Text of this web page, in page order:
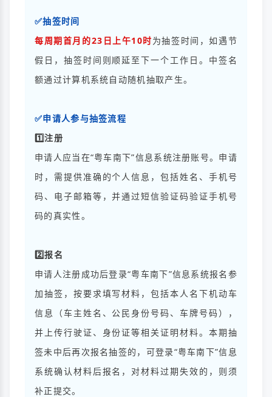
✅抽签时间
每周期首月的23日上午10时为抽签时间，如遇节
假日，抽签时间则顺延至下一个工作日。中签名
额通过计算机系统自动随机抽取产生。
✅申请人参与抽签流程
1️⃣注册
申请人应当在“粤车南下”信息系统注册账号。申请
时，需提供准确的个人信息，包括姓名、手机号
码、电子邮箱等，并通过短信验证码验证手机号
码的真实性。
2️⃣报名
申请人注册成功后登录“粤车南下”信息系统报名参
加抽签，按要求填写材料，包括本人名下机动车
信息（车主姓名、公民身份号码、车牌号码），
并上传行驶证、身份证等相关证明材料。本期抽
签未中后再次报名抽签的，可登录“粤车南下”信息
系统确认材料后报名，对材料过期失效的，则须
补正提交。